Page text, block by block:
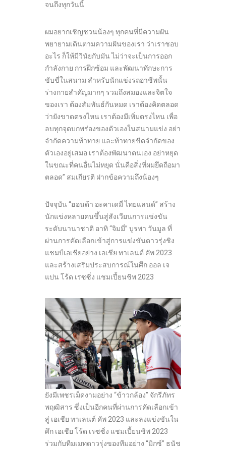
จนถึงทุกวันนี้
ผมอยากเชิญชวนน้องๆ ทุกคนที่มีความฝัน
พยายามเดินตามความฝันของเรา ว่าเราชอบ
อะไร ก็ให้มีวินัยกับมัน ไม่ว่าจะเป็นการออก
กำลังกาย การฝึกซ้อม และพัฒนาทักษะการ
ขับขี่ในสนาม สำหรับนักแข่งรถอาชีพนั้น
ร่างกายสำคัญมากๆ รวมถึงสมองและจิตใจ
ของเรา ต้องสัมพันธ์กันหมด เราต้องคิดตลอด
ว่ายังขาดตรงไหน เราต้องมีเพิ่มตรงไหน เพื่อ
ลบทุกจุดบกพร่องของตัวเองในสนามแข่ง อย่า
จำกัดความท้าทาย และท้าทายขีดจำกัดของ
ตัวเองอยู่เสมอ เราต้องพัฒนาตนเอง อย่าหยุด
ในขณะที่คนอื่นไม่หยุด นั่นคือสิ่งที่ผมยึดถือมา
ตลอด” สมเกียรติ ฝากข้อความถึงน้องๆ
ปัจจุบัน “ฮอนด้า อะคาเดมี่ ไทยแลนด์” สร้าง
นักแข่งหลายคนขึ้นสู่สังเวียนการแข่งขัน
ระดับนานาชาติ อาทิ “จิมมี่” บูรพา วันมูล ที่
ผ่านการคัดเลือกเข้าสู่การแข่งขันดาวรุ่งชิง
แชมป์เอเชียอย่าง เอเชีย ทาเลนต์ คัพ 2023
และสร้างเสริมประสบการณ์ในศึก ออล เจ
แปน โร้ด เรซซิ่ง แชมเปี้ยนชิพ 2023
ยังมีเพชรเม็ดงามอย่าง “ข้าวกล้อง” จักรีภัทร
พฤฒิสาร ซึ่งเป็นอีกคนที่ผ่านการคัดเลือกเข้า
สู่ เอเชีย ทาเลนต์ คัพ 2023 และลงแข่งขันใน
ศึก เอเชีย โร้ด เรซซิ่ง แชมเปี้ยนชิพ 2023
ร่วมกับทีมเมทดาวรุ่งของทีมอย่าง “มิกซ์” ธนัช